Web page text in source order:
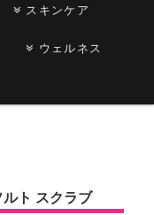
スキンケア
ウェルネス
ト スクラブ